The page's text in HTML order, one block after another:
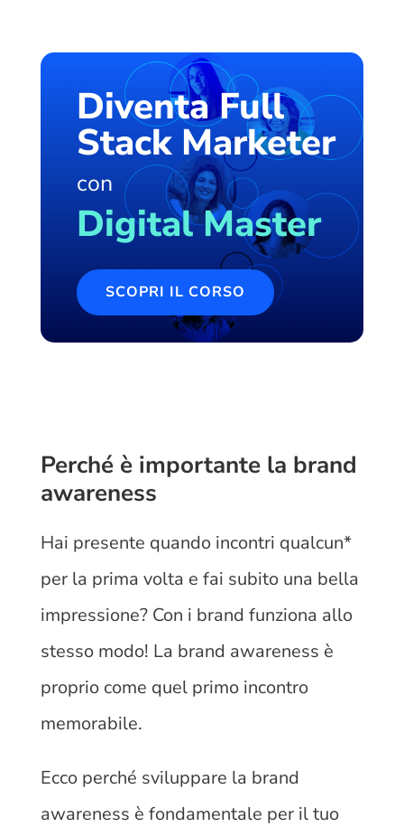
Diventa Full
Stack Marketer
con
Digital Master
SCOPRI IL CORSO
Perché è importante la brand
awareness
Hai presente quando incontri qualcun*
per la prima volta e fai subito una bella
impressione? Con i brand funziona allo
stesso modo! La brand awareness è
proprio come quel primo incontro
memorabile.
Ecco perché sviluppare la brand
awareness è fondamentale per il tuo